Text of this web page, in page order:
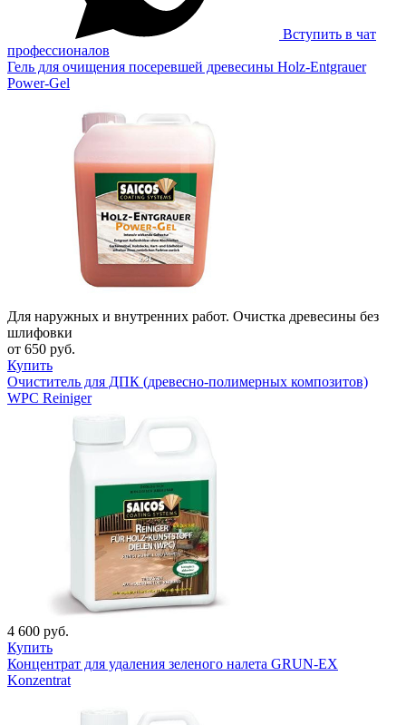
Вступить в чат
профессионалов
Гель для очищения посеревшей древесины Holz-Entgrauer
Power-Gel
Для наружных и внутренних работ. Очистка древесины без
шлифовки
от 650 руб.
Купить
Очиститель для ДПК (древесно-полимерных композитов)
WPC Reiniger
4 600 руб.
Купить
Концентрат для удаления зеленого налета GRUN-EX
Konzentrat